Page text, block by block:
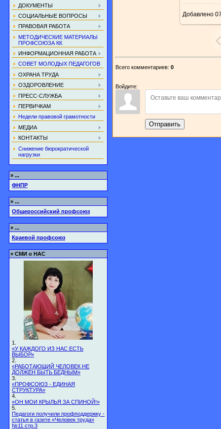
ДОКУМЕНТЫ
СОЦИАЛЬНЫЕ ВОПРОСЫ
ПРАВОВАЯ РАБОТА
МЕТОДИЧЕСКИЕ МАТЕРИАЛЫ
ПРОФСОЮЗА КК
ИНФОРМАЦИОННАЯ РАБОТА
СОВЕТ МОЛОДЫХ ПЕДАГОГОВ
ОХРАНА ТРУДА
ОЗДОРОВЛЕНИЕ
ПРЕСС-СЛУЖБА
ПЕРВИЧКАМ
Недели правовой грамотности
МЕДИА
КОНТАКТЫ
Снижение бюрократической
нагрузки
» ...
ФНПР
» ...
Общероссийский профсоюз
» ...
Краевой профсоюз
» СМИ о НАС
1.
«У КАЖДОГО ИЗ НАС ЕСТЬ
ВЫБОР»
2.
«РАБОТАЮЩИЙ ЧЕЛОВЕК НЕ
ДОЛЖЕН БЫТЬ БЕДНЫМ»
3.
«ПРОФСОЮЗ - ЕДИНАЯ
СТРУКТУРА»
4.
«ОН МОИ КРЫЛЬЯ ЗА СПИНОЙ!»
5.
Педагоги получили профподдержку -
статья в газете «Человек труда»
№11 стр.3
Добавлено
Всего комментариев: 0
Войдите:
Отправить